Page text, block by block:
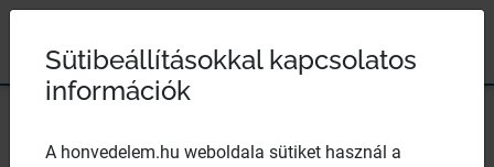
Egészségügyi központ
Széchenyi 2020
Sütibeállításokkal kapcsolatos
információk
A honvedelem.hu weboldala sütiket használ a